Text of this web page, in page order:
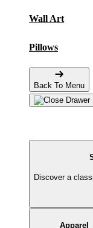
Wall Art
Pillows
Back To Menu
Discover a
Apparel